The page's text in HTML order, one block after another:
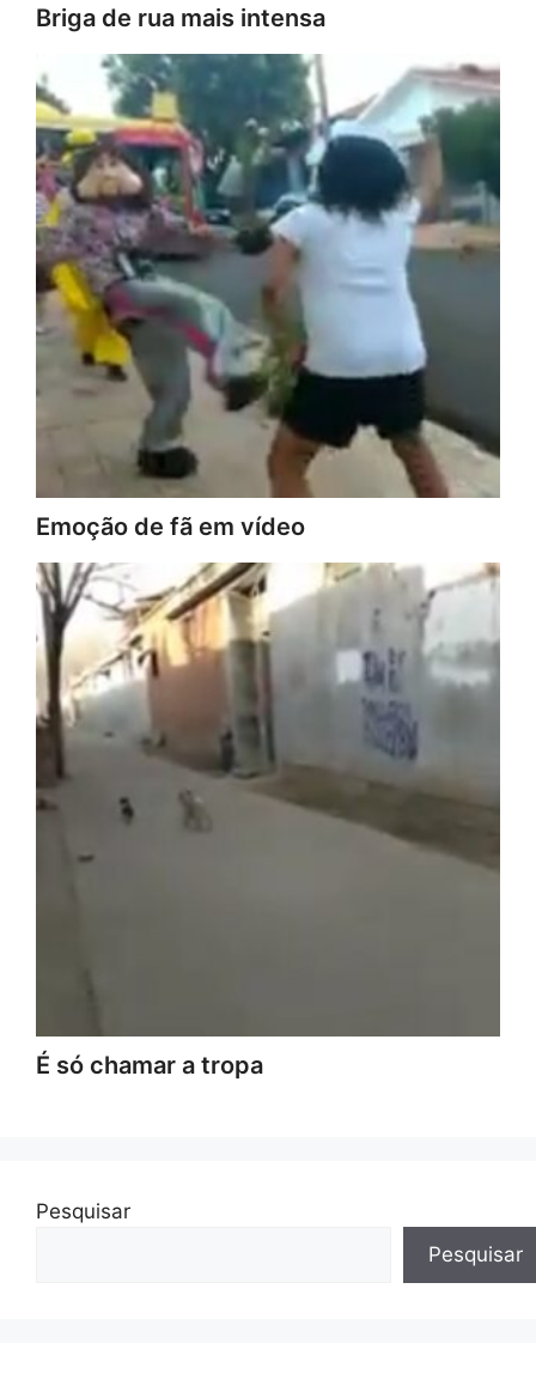
Briga de rua mais intensa
Emoção de fã em vídeo
É só chamar a tropa
Pesquisar
Pesquisar